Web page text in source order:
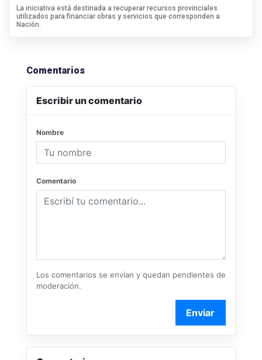
La iniciativa está destinada a recuperar recursos provinciales
utilizados para financiar obras y servicios que corresponden a
Nación.
Comentarios
Escribir un comentario
Nombre
Comentario
Los comentarios se envían y quedan pendientes de
moderación.
Enviar